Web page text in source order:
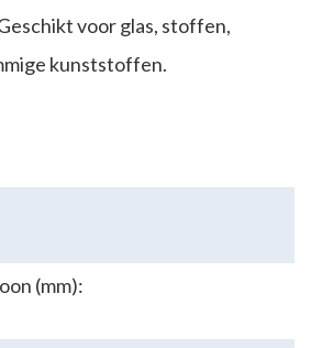
voor glas, stoffen,
kunststoffen.
(mm):